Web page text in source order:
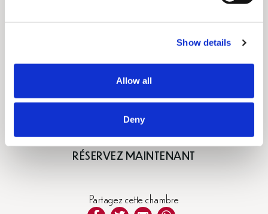
Show details
Allow all
Deny
Tarifs à partir de €280/nuit
RÉSERVEZ MAINTENANT
Partagez cette chambre